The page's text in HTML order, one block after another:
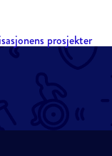
prosjekter